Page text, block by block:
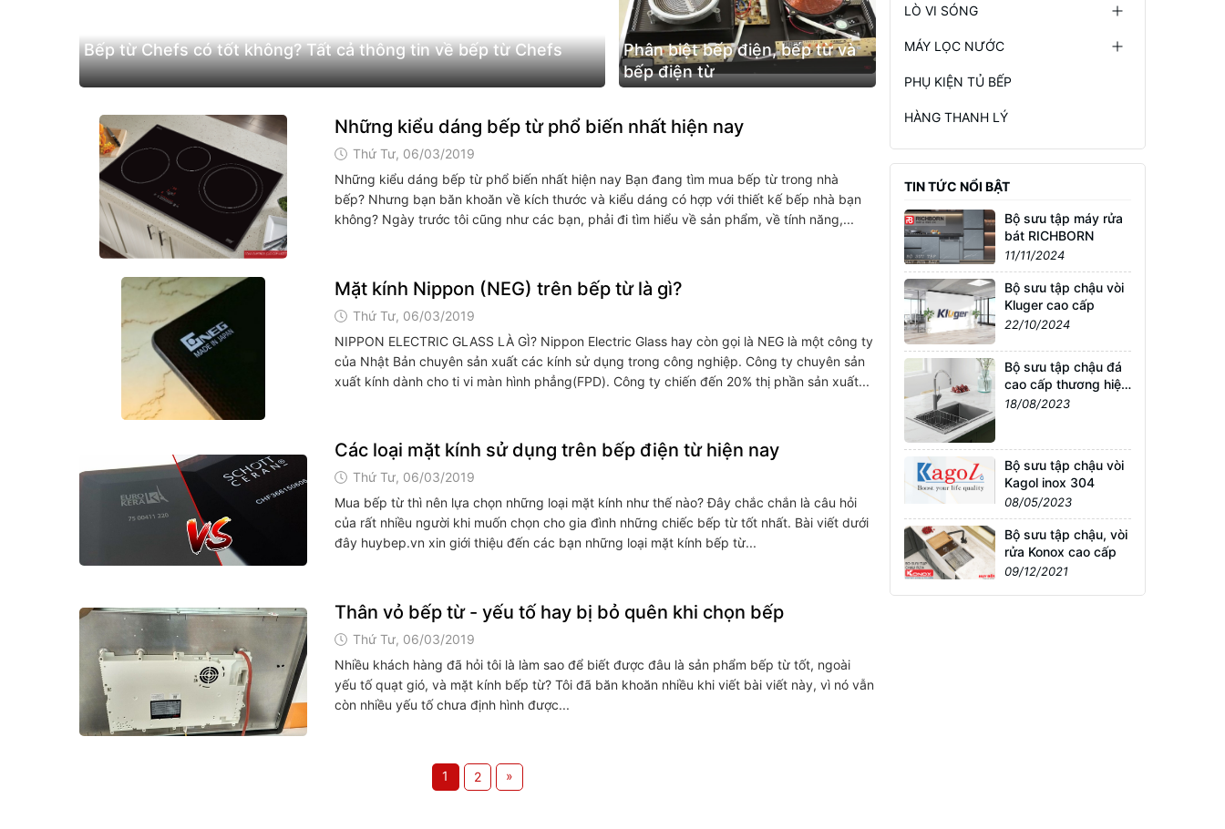
Bếp từ Chefs có tốt không? Tất cả thông tin về bếp từ Chefs
Phân biệt bếp điện, bếp từ và
bếp điện từ
Những kiểu dáng bếp từ phổ biến nhất hiện nay
Thứ Tư, 06/03/2019
Những kiểu dáng bếp từ phổ biến nhất hiện nay Bạn đang tìm mua bếp từ trong nhà
bếp? Nhưng bạn băn khoăn về kích thước và kiểu dáng có hợp với thiết kế bếp nhà bạn
không? Ngày trước tôi cũng như các bạn, phải đi tìm hiểu về sản phẩm, về tính năng,...
Mặt kính Nippon (NEG) trên bếp từ là gì?
Thứ Tư, 06/03/2019
NIPPON ELECTRIC GLASS LÀ GÌ? Nippon Electric Glass hay còn gọi là NEG là một công ty
của Nhật Bản chuyên sản xuất các kính sử dụng trong công nghiệp. Công ty chuyên sản
xuất kính dành cho ti vi màn hình phẳng(FPD). Công ty chiến đến 20% thị phần sản xuất...
Các loại mặt kính sử dụng trên bếp điện từ hiện nay
Thứ Tư, 06/03/2019
Mua bếp từ thì nên lựa chọn những loại mặt kính như thế nào? Đây chắc chắn là câu hỏi
của rất nhiều người khi muốn chọn cho gia đình những chiếc bếp từ tốt nhất. Bài viết dưới
đây huybep.vn xin giới thiệu đến các bạn những loại mặt kính bếp từ...
Thân vỏ bếp từ - yếu tố hay bị bỏ quên khi chọn bếp
Thứ Tư, 06/03/2019
Nhiều khách hàng đã hỏi tôi là làm sao để biết được đâu là sản phẩm bếp từ tốt, ngoài
yếu tố quạt gió, và mặt kính bếp từ? Tôi đã băn khoăn nhiều khi viết bài viết này, vì nó vẫn
còn nhiều yếu tố chưa định hình được...
1 2 »
LÒ VI SÓNG
MÁY LỌC NƯỚC
PHỤ KIỆN TỦ BẾP
HÀNG THANH LÝ
TIN TỨC NỔI BẬT
Bộ sưu tập máy rửa
bát RICHBORN
11/11/2024
Bộ sưu tập chậu vòi
Kluger cao cấp
22/10/2024
Bộ sưu tập chậu đá
cao cấp thương hiệu
Konox nhập khẩu
18/08/2023
Bộ sưu tập chậu vòi
Kagol inox 304
08/05/2023
Bộ sưu tập chậu, vòi
rửa Konox cao cấp
09/12/2021